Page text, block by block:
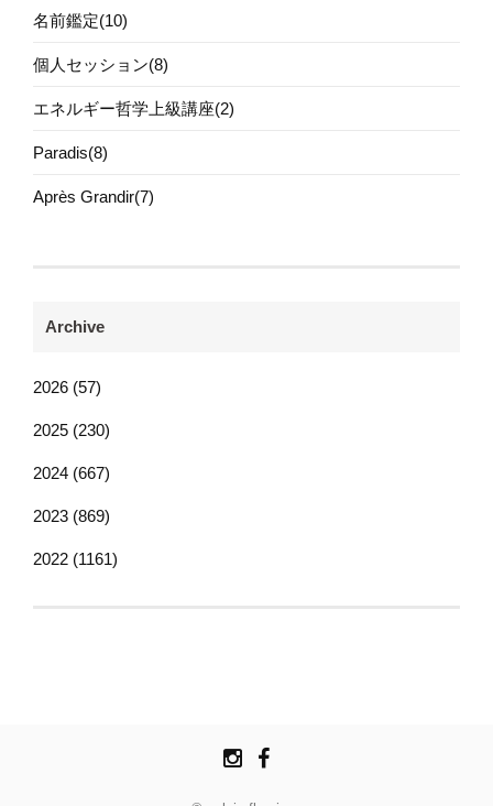
名前鑑定(10)
個人セッション(8)
エネルギー哲学上級講座(2)
Paradis(8)
Après Grandir(7)
Archive
2026 (57)
2025 (230)
2024 (667)
2023 (869)
2022 (1161)